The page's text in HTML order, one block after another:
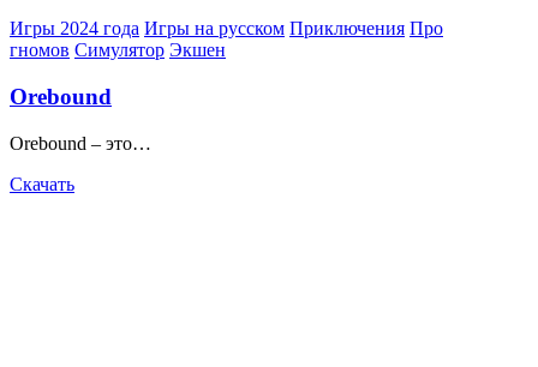
Posted
in
Игры 2024 года Игры на русском Приключения Про
гномов Симулятор Экшен
Orebound
Orebound – это…
Скачать